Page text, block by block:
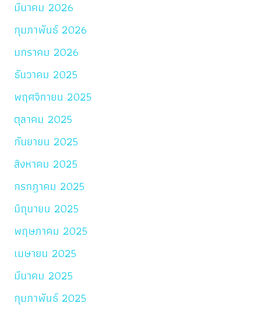
มีนาคม 2026
กุมภาพันธ์ 2026
มกราคม 2026
ธันวาคม 2025
พฤศจิกายน 2025
ตุลาคม 2025
กันยายน 2025
สิงหาคม 2025
กรกฎาคม 2025
มิถุนายน 2025
พฤษภาคม 2025
เมษายน 2025
มีนาคม 2025
กุมภาพันธ์ 2025